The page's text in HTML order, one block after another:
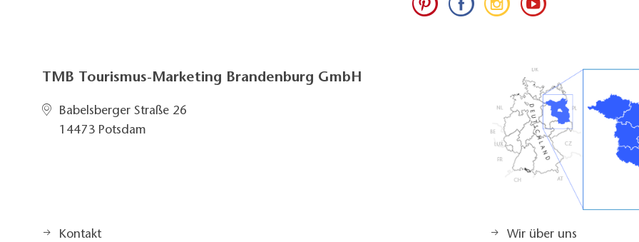
TMB Tourismus-Marketing Brandenburg GmbH
Babelsberger Straße 26
14473 Potsdam
Kontakt Wir über uns